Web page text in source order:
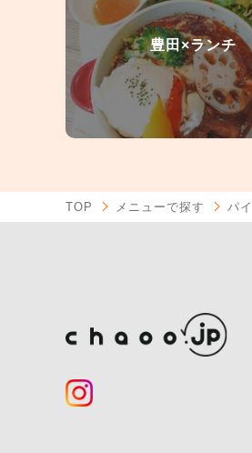
豊田×ランチ
TOP メニューで探す パ